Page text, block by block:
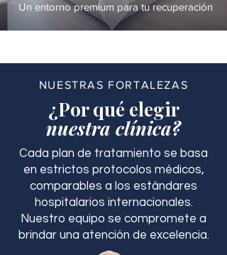
Un entorno premium para tu recuperación
NUESTRAS FORTALEZAS
¿Por qué elegir
nuestra clínica?
Cada plan de tratamiento se basa
en estrictos protocolos médicos,
comparables a los estándares
hospitalarios internacionales.
Nuestro equipo se compromete a
brindar una atención de excelencia.